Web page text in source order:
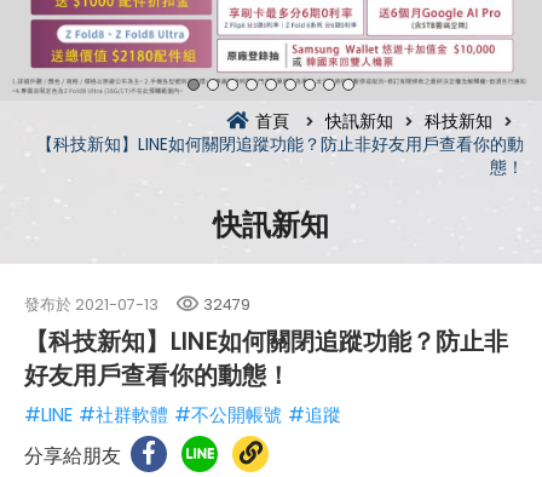
首頁 快訊新知
科技新知
【科技新知】LINE如何關閉追蹤功能？防止非好友用戶查看你的動
態！
快訊新知
發布於 2021-07-13 32479
【科技新知】LINE如何關閉追蹤功能？防止非
好友用戶查看你的動態！
#LINE #社群軟體 #不公開帳號 #追蹤
分享給朋友